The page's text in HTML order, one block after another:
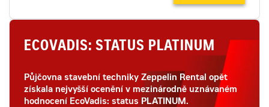
ECOVADIS: STATUS PLATINUM
Půjčovna stavební techniky Zeppelin Rental opět
získala nejvyšší ocenění v mezinárodně uznávaném
hodnocení EcoVadis: status PLATINUM.